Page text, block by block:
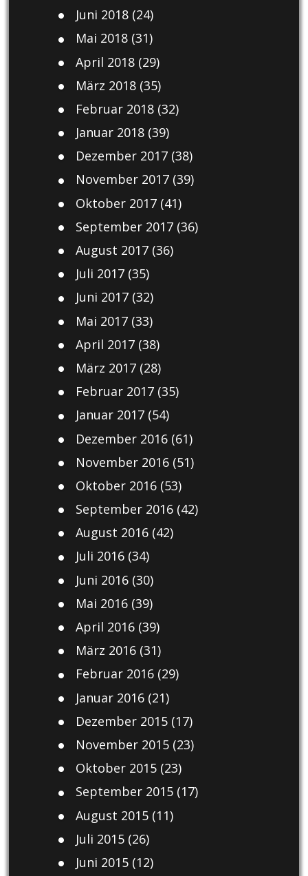
Juni 2018(24)
Mai 2018(31)
April 2018(29)
März 2018(35)
Februar 2018(32)
Januar 2018(39)
Dezember 2017(38)
November 2017(39)
Oktober 2017(41)
September 2017(36)
August 2017(36)
Juli 2017(35)
Juni 2017(32)
Mai 2017(33)
April 2017(38)
März 2017(28)
Februar 2017(35)
Januar 2017(54)
Dezember 2016(61)
November 2016(51)
Oktober 2016(53)
September 2016(42)
August 2016(42)
Juli 2016(34)
Juni 2016(30)
Mai 2016(39)
April 2016(39)
März 2016(31)
Februar 2016(29)
Januar 2016(21)
Dezember 2015(17)
November 2015(23)
Oktober 2015(23)
September 2015(17)
August 2015(11)
Juli 2015(26)
Juni 2015(12)